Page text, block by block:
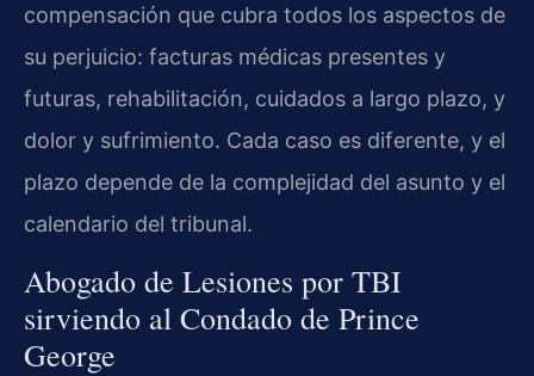
compensación que cubra todos los aspectos de
su perjuicio: facturas médicas presentes y
futuras, rehabilitación, cuidados a largo plazo, y
dolor y sufrimiento. Cada caso es diferente, y el
plazo depende de la complejidad del asunto y el
calendario del tribunal.
Abogado de Lesiones por TBI
sirviendo al Condado de Prince
George